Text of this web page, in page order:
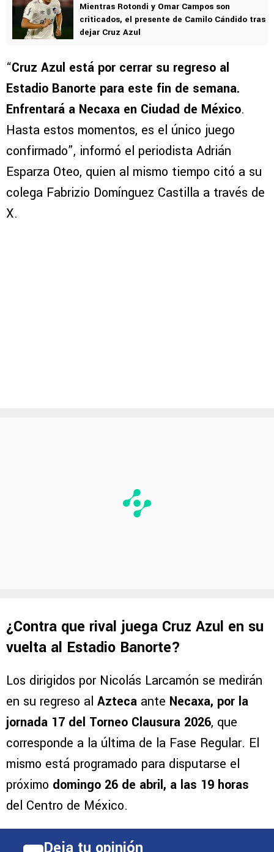
Mientras Rotondi y Omar Campos son
criticados, el presente de Camilo Cándido tras
dejar Cruz Azul
“Cruz Azul está por cerrar su regreso al
Estadio Banorte para este fin de semana.
Enfrentará a Necaxa en Ciudad de México.
Hasta estos momentos, es el único juego
confirmado”, informó el periodista Adrián
Esparza Oteo, quien al mismo tiempo citó a su
colega Fabrizio Domínguez Castilla a través de
X.
¿Contra que rival juega Cruz Azul en su
vuelta al Estadio Banorte?
Los dirigidos por Nicolás Larcamón se medirán
en su regreso al Azteca ante Necaxa, por la
jornada 17 del Torneo Clausura 2026, que
corresponde a la última de la Fase Regular. El
mismo está programado para disputarse el
próximo domingo 26 de abril, a las 19 horas
del Centro de México.